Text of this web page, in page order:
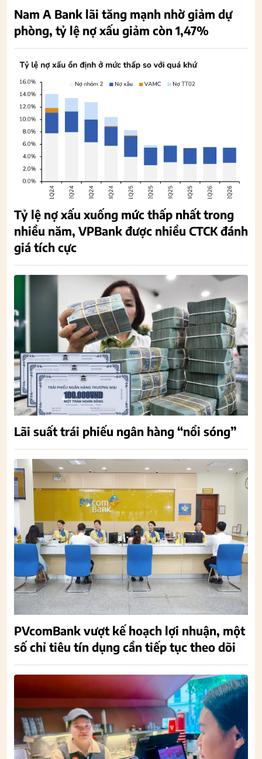
Nam A Bank lãi tăng mạnh nhờ giảm dự
phòng, tỷ lệ nợ xấu giảm còn 1,47%
Tỷ lệ nợ xấu xuống mức thấp nhất trong
nhiều năm, VPBank được nhiều CTCK đánh
giá tích cực
Lãi suất trái phiếu ngân hàng “nổi sóng”
PVcomBank vượt kế hoạch lợi nhuận, một
số chỉ tiêu tín dụng cần tiếp tục theo dõi